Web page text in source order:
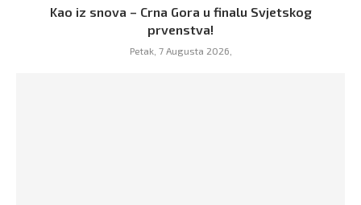
Kao iz snova – Crna Gora u finalu Svjetskog
prvenstva!
Petak, 7 Augusta 2026,